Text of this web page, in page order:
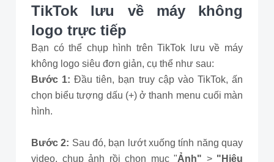
TikTok lưu về máy không
logo trực tiếp
Bạn có thể chụp hình trên TikTok lưu về máy
không logo siêu đơn giản, cụ thể như sau:
Bước 1: Đầu tiên, bạn truy cập vào TikTok, ấn
chọn biểu tượng dấu (+) ở thanh menu cuối màn
hình.
Bước 2: Sau đó, bạn lướt xuống tính năng quay
video, chup ảnh rồi chọn mục "Ảnh" > "Hiệu